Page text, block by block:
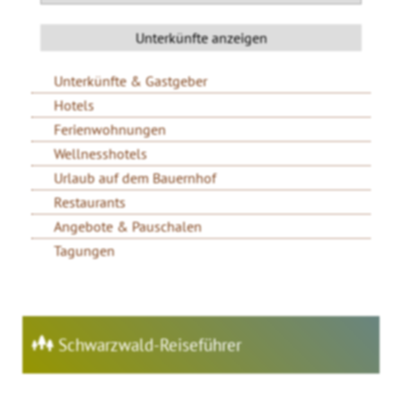
Unterkünfte & Gastgeber
Hotels
Ferienwohnungen
Wellnesshotels
Urlaub auf dem Bauernhof
Restaurants
Angebote & Pauschalen
Tagungen
Schwarzwald-Reiseführer